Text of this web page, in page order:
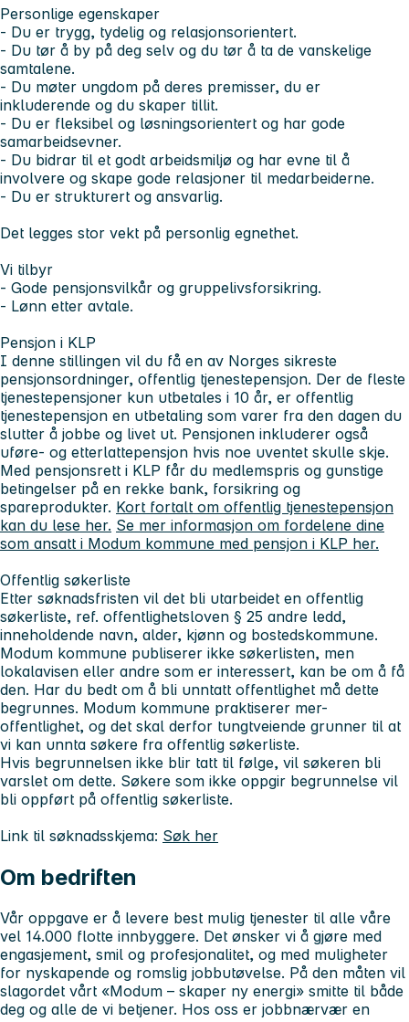
Personlige egenskaper
- Du er trygg, tydelig og relasjonsorientert.
- Du tør å by på deg selv og du tør å ta de vanskelige
samtalene.
- Du møter ungdom på deres premisser, du er
inkluderende og du skaper tillit.
- Du er fleksibel og løsningsorientert og har gode
samarbeidsevner.
- Du bidrar til et godt arbeidsmiljø og har evne til å
involvere og skape gode relasjoner til medarbeiderne.
- Du er strukturert og ansvarlig.
Det legges stor vekt på personlig egnethet.
Vi tilbyr
- Gode pensjonsvilkår og gruppelivsforsikring.
- Lønn etter avtale.
Pensjon i KLP
I denne stillingen vil du få en av Norges sikreste
pensjonsordninger, offentlig tjenestepensjon. Der de fleste
tjenestepensjoner kun utbetales i 10 år, er offentlig
tjenestepensjon en utbetaling som varer fra den dagen du
slutter å jobbe og livet ut. Pensjonen inkluderer også
uføre- og etterlattepensjon hvis noe uventet skulle skje.
Med pensjonsrett i KLP får du medlemspris og gunstige
betingelser på en rekke bank, forsikring og
spareprodukter. Kort fortalt om offentlig tjenestepensjon
kan du lese her. Se mer informasjon om fordelene dine
som ansatt i Modum kommune med pensjon i KLP her.
Offentlig søkerliste
Etter søknadsfristen vil det bli utarbeidet en offentlig
søkerliste, ref. offentlighetsloven § 25 andre ledd,
inneholdende navn, alder, kjønn og bostedskommune.
Modum kommune publiserer ikke søkerlisten, men
lokalavisen eller andre som er interessert, kan be om å få
den. Har du bedt om å bli unntatt offentlighet må dette
begrunnes. Modum kommune praktiserer mer-
offentlighet, og det skal derfor tungtveiende grunner til at
vi kan unnta søkere fra offentlig søkerliste.
Hvis begrunnelsen ikke blir tatt til følge, vil søkeren bli
varslet om dette. Søkere som ikke oppgir begrunnelse vil
bli oppført på offentlig søkerliste.
Link til søknadsskjema: Søk her
Om bedriften
Vår oppgave er å levere best mulig tjenester til alle våre
vel 14.000 flotte innbyggere. Det ønsker vi å gjøre med
engasjement, smil og profesjonalitet, og med muligheter
for nyskapende og romslig jobbutøvelse. På den måten vil
slagordet vårt «Modum – skaper ny energi» smitte til både
deg og alle de vi betjener. Hos oss er jobbnærvær en